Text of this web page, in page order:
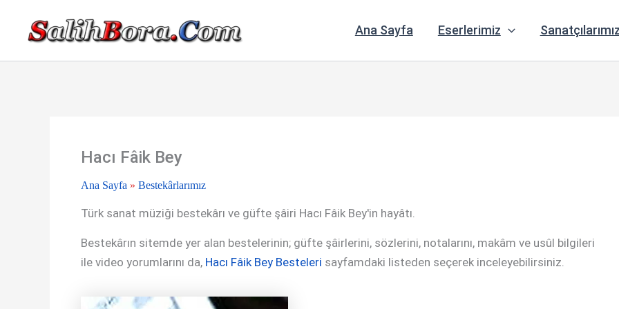
Ana Sayfa Eserlerimiz Sanatçılarımız
Hacı Fâik Bey
Ana Sayfa » Bestekârlarımız
Türk sanat müziği bestekârı ve güfte şâiri Hacı Fâik Bey'in hayâtı.
Bestekârın sitemde yer alan bestelerinin; güfte şâirlerini, sözlerini, notalarını, makâm ve usûl bilgileri
ile video yorumlarını da, Hacı Fâik Bey Besteleri sayfamdaki listeden seçerek inceleyebilirsiniz.